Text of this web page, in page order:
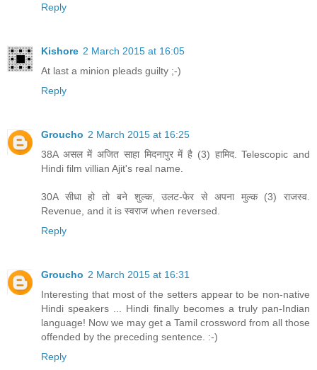
Reply
Kishore 2 March 2015 at 16:05
At last a minion pleads guilty ;-)
Reply
Groucho 2 March 2015 at 16:25
38A असल में अजित साहा मिदनापुर में है (3) हामिद. Telescopic and
Hindi film villian Ajit's real name.
30A सीधा हो तो बने शुल्क, उलट-फेर से अपना मुल्क (3) राजस्व.
Revenue, and it is स्वराज when reversed.
Reply
Groucho 2 March 2015 at 16:31
Interesting that most of the setters appear to be non-native
Hindi speakers ... Hindi finally becomes a truly pan-Indian
language! Now we may get a Tamil crossword from all those
offended by the preceding sentence. :-)
Reply